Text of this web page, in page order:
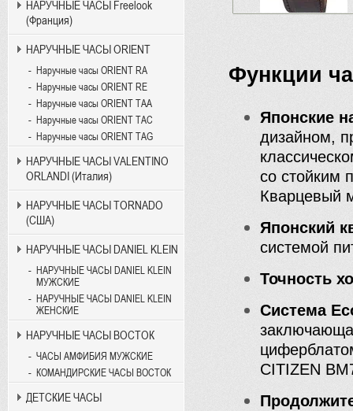
Функции
Японские
дизайном,
со стойким
Кварцевый
Японский
системой
Точность
Система
CITIZEN
НАРУЧНЫЕ ЧАСЫ Freelook
(Франция)
НАРУЧНЫЕ ЧАСЫ ORIENT
Наручные часы ORIENT RA
Наручные часы ORIENT RE
Наручные часы ORIENT TAA
Наручные часы ORIENT TAC
Наручные часы ORIENT TAG
НАРУЧНЫЕ ЧАСЫ VALENTINO
ORLANDI (Италия)
НАРУЧНЫЕ ЧАСЫ TORNADO
(США)
НАРУЧНЫЕ ЧАСЫ DANIEL KLEIN
НАРУЧНЫЕ ЧАСЫ DANIEL KLEIN
МУЖСКИЕ
НАРУЧНЫЕ ЧАСЫ DANIEL KLEIN
ЖЕНСКИЕ
НАРУЧНЫЕ ЧАСЫ ВОСТОК
ЧАСЫ АМФИБИЯ МУЖСКИЕ
КОМАНДИРСКИЕ ЧАСЫ ВОСТОК
ДЕТСКИЕ ЧАСЫ